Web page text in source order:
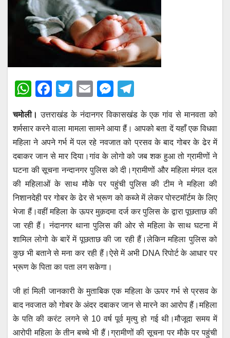
W
at
s
A
p
p
F
c
e
b
o
o
k
T
wi
tt
er
E
ail
M
ss
e
n
g
er
el
e
gr
a
m
चमोली। उत्तराखंड के नंदानगर विकासखंड के एक गांव से मानवता को
शर्मसार करने वाला मामला सामने आया हैं। आपको बता दें यहाँ एक विधवा
महिला ने अपने गर्भ में पल रहे नवजात को प्रसव के बाद गोबर के ढेर में
दबाकर जान से मार दिया।गांव के लोगो को जब शक हुआ तो ग्रामीणों ने
घटना की सूचना नन्दानगर पुलिस को दी।ग्रामीणों और महिला मंगल दल
की महिलाओं के साथ मौके पर पहुंची पुलिस की टीम ने महिला की
निशानदेही पर गोबर के ढेर से भ्रूण को कब्जे में लेकर पोस्टमॉर्टम के लिए
भेजा हैं।वहीं महिला के ऊपर मुक़दमा दर्ज कर पुलिस के द्वारा पूछताछ की
जा रही हैं। नंदानगर थाना पुलिस की ओर से महिला के साथ घटना में
शामिल लोगो के बारें में पूछताछ की जा रही हैं।लेकिन महिला पुलिस को
कुछ भी बताने से मना कर रही हैं।ऐसे में अभी DNA रिपोर्ट के आधार पर
भ्रूण के पिता का पता लग सकेगा।
जी हां मिली जानकारी के मुताबिक एक महिला के ऊपर गर्भ से प्रसव के
बाद नवजात को गोबर के अंदर दबाकर जान से मारने का आरोप हैं।महिला
के पति की करंट लगने से 10 वर्ष पूर्व मृत्यु हो गई थी।मौजूदा समय में
आरोपी महिला के तीन बच्चे भी हैं।ग्रामीणों की सूचना पर मौके पर पहुंची